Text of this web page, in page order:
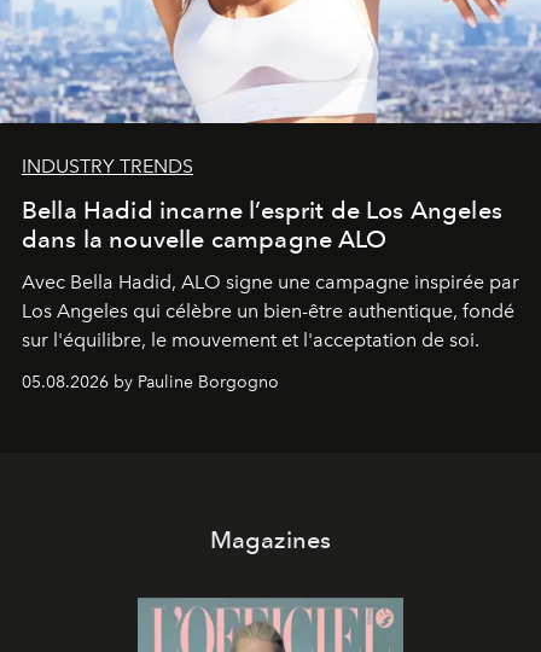
INDUSTRY TRENDS
Bella Hadid incarne l’esprit de Los Angeles
dans la nouvelle campagne ALO
Avec Bella Hadid, ALO signe une campagne inspirée par
Los Angeles qui célèbre un bien-être authentique, fondé
sur l'équilibre, le mouvement et l'acceptation de soi.
05.08.2026 by Pauline Borgogno
Magazines